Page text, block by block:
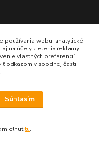
používania webu, analytické
na účely cielenia reklamy
vlastných preferencií
odkazom v spodnej časti
Súhlasím
tu.